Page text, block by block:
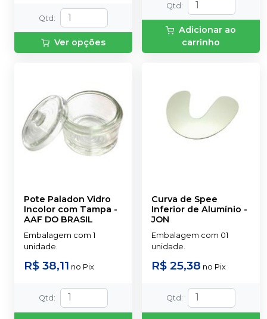
Qtd:
Ver opções
Qtd:
Adicionar ao
carrinho
Pote Paladon Vidro
Incolor com Tampa -
AAF DO BRASIL
Embalagem com 1
unidade.
R$ 38,11 no Pix
Qtd :
Curva de Spee
Inferior de Alumínio -
JON
Embalagem com 01
unidade.
R$ 25,38 no Pix
Qtd :